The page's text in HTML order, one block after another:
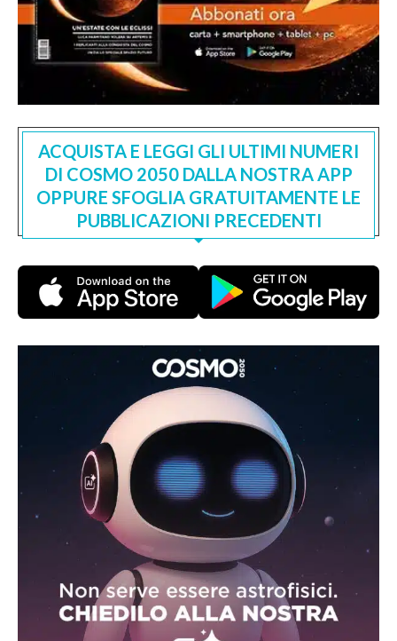
ACQUISTA E LEGGI GLI ULTIMI NUMERI
DI COSMO 2050 DALLA NOSTRA APP
OPPURE SFOGLIA GRATUITAMENTE LE
PUBBLICAZIONI PRECEDENTI